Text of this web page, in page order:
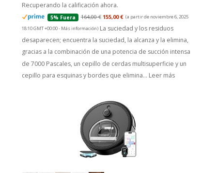
Recuperando la calificación ahora.
5% Fuera 164,00 € 155,00 € (a partir de noviembre 6, 2025
18:10 GMT +00:00 - Más información) La suciedad y los residuos
desaparecen; encuentra la suciedad, la alcanza y la elimina,
gracias a la combinación de una potencia de succión intensa
de 7000 Pascales, un cepillo de cerdas multisuperficie y un
cepillo para esquinas y bordes que elimina... Leer más